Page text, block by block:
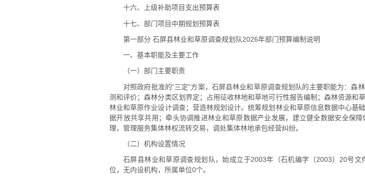
十六、上级补助项目支出预算表
十七、部门项目中期规划预算表
第一部分 石屏县林业和草原调查规划队2026年部门预算编制说明
一、基本职能及主要工作
（一）部门主要职责
对照政府批准的“三定”方案，石屏县林业和草原调查规划队的主要职能为：
测和评价；森林分类区划界定；占用征收林地和草地可行性报告编制；森林资源和
林业和草原作业设计调查；营造林规划设计。统筹规划林业和草原信息数据中心基
据开放共享共用；牵头协调推进林业和草原数据产业发展，建立健全数据安全保
理，管理服务集体林权流转交易，调处集体林地承包经营纠纷。
（二）机构设置情况
石屏县林业和草原调查规划队，始成立于2003年（石机编字〔2003〕20号
位，无内设机构，所属单位0个。